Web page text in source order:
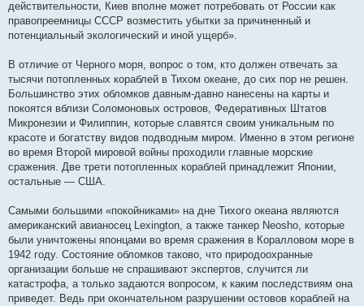
действительности, Киев вполне может потребовать от России как
правопреемницы СССР возместить убытки за причиненный и
потенциальный экологический и иной ущерб».
В отличие от Черного моря, вопрос о том, кто должен отвечать за
тысячи потопленных кораблей в Тихом океане, до сих пор не решен.
Большинство этих обломков давным-давно нанесены на карты и
покоятся вблизи Соломоновых островов, Федеративных Штатов
Микронезии и Филиппин, которые славятся своим уникальным по
красоте и богатству видов подводным миром. Именно в этом регионе
во время Второй мировой войны проходили главные морские
сражения. Две трети потопленных кораблей принадлежит Японии,
остальные — США.
Самыми большими «покойниками» на дне Тихого океана являются
американский авианосец Lexington, а также танкер Neosho, которые
были уничтожены японцами во время сражения в Коралловом море в
1942 году. Состояние обломков таково, что природоохранные
организации больше не спрашивают экспертов, случится ли
катастрофа, а только задаются вопросом, к каким последствиям она
приведет. Ведь при окончательном разрушении остовов кораблей на